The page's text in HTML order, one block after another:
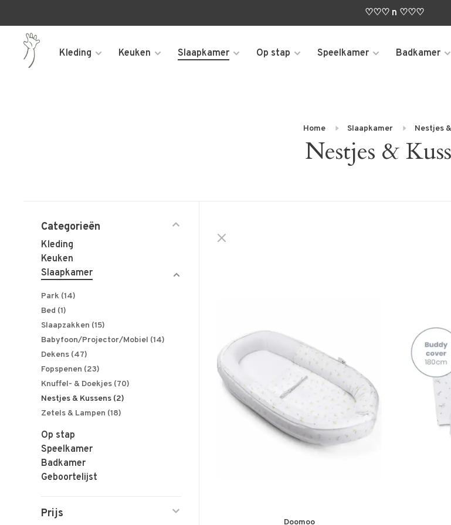
♡♡♡ n ♡♡♡
Kleding Keuken Slaapkamer Op stap Speelkamer Badkamer
Home Slaapkamer Nestjes
Nestjes &
Categorieën
Kleding
Keuken
Slaapkamer
Park (14)
Bed (1)
Slaapzakken (15)
Babyfoon/Projector/Mobiel (14)
Dekens (47)
Fopspenen (23)
Knuffel- & Doekjes (70)
Nestjes & Kussens (2)
Zetels & Lampen (18)
Op stap
Speelkamer
Badkamer
Geboortelijst
Prijs
Doomoo